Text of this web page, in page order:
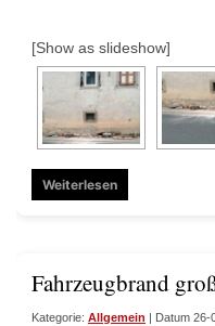
[Show as slideshow]
Weiterlesen
Fahrzeugbrand
Kategorie: Allgemein | Datum 26-